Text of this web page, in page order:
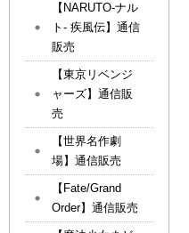
【NARUTO-ナル
ト- 疾風伝】通信
販売
【東京リベンジ
ャーズ】通信販
売
【世界名作劇
場】通信販売
【Fate/Grand
Order】通信販売